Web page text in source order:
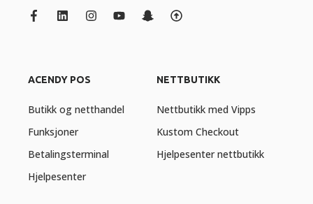
ACENDY POS
Butikk og netthandel
Funksjoner
Betalingsterminal
Hjelpesenter
NETTBUTIKK
Nettbutikk med Vipps
Kustom Checkout
Hjelpesenter nettbutikk